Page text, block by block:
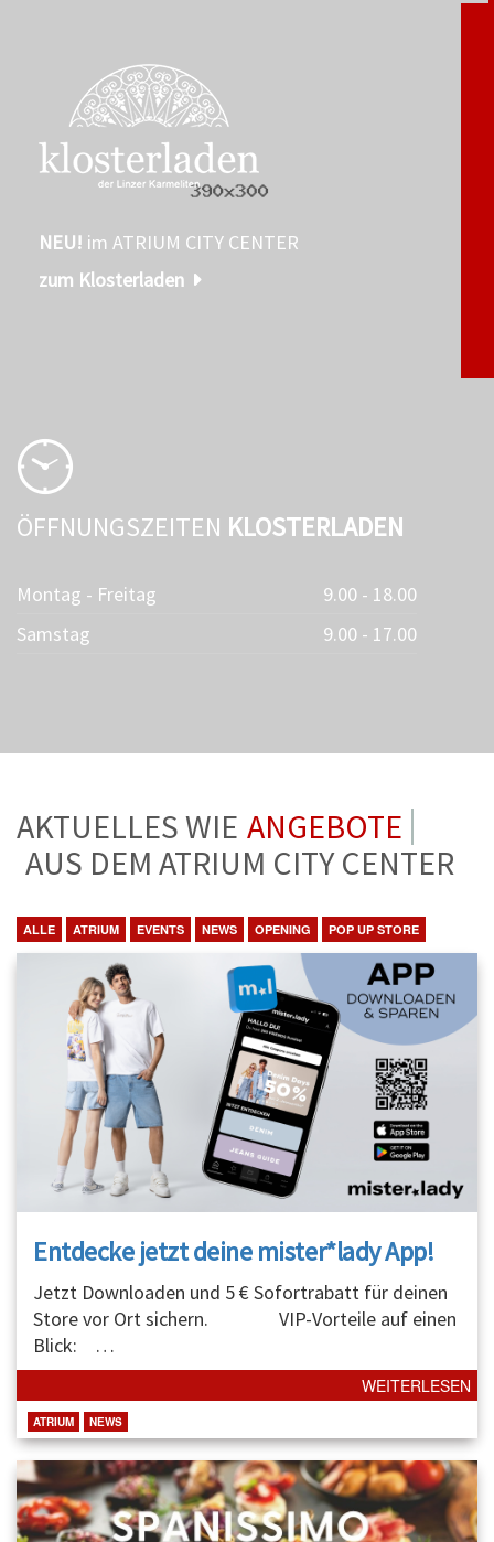
NEU! im ATRIUM CITY CENTER
zum Klosterladen
ÖFFNUNGSZEITEN KLOSTERLADEN
Montag - Freitag
9.00 - 18.00
Samstag
9.00 - 17.00
AKTUELLES WIE ANGEBOTE
AUS DEM ATRIUM CITY CENTER
ALLE ATRIUM EVENTS NEWS OPENING POP UP STORE
Entdecke jetzt deine mister*lady App!
Jetzt Downloaden und 5 € Sofortrabatt für deinen
Store vor Ort sichern. VIP-Vorteile auf einen
Blick: …
WEITERLESEN
ATRIUM NEWS